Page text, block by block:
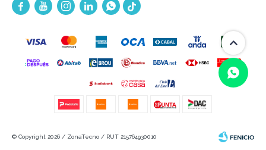
    
© Copyright 2026 / ZonaTecno / RUT 215764930010